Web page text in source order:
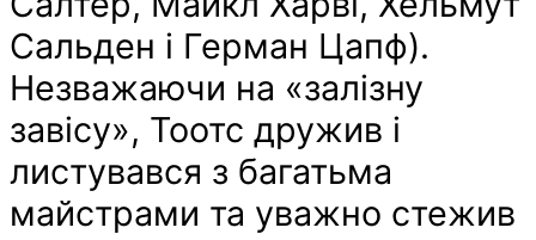
Сальден і Герман Цапф).
Незважаючи на «залізну
завісу», Тоотс дружив і
листувався з багатьма
майстрами та уважно стежив